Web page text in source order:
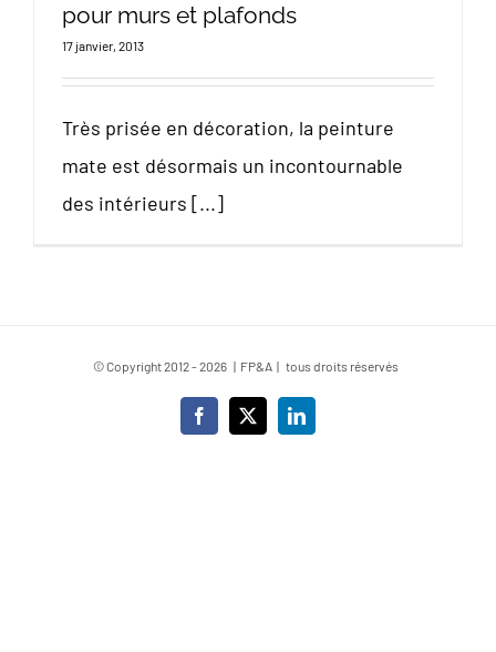
pour murs et plafonds
17 janvier, 2013
Très prisée en décoration, la peinture
mate est désormais un incontournable
des intérieurs [...]
© Copyright 2012 -2026 | FP&A | tous droits réservés
Facebook
X LinkedIn